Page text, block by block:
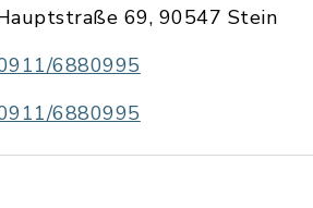
69, 90547 Stein
6880995
6880995